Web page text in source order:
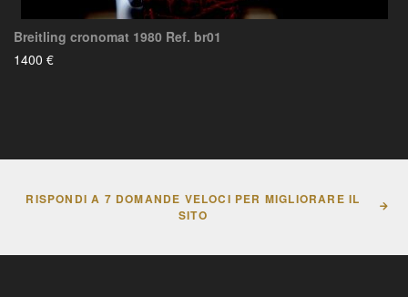
Breitling cronomat 1980 Ref. br01
1400 €
RISPONDI A 7 DOMANDE VELOCI PER MIGLIORARE IL
SITO